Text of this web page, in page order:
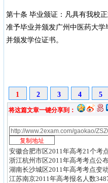
第十条 毕业颁证：凡具有我校
准予毕业并颁发广州中医药大
并颁发学位证书。
1 2 3 4 5
将这篇文章一键分享到：
安徽合肥市区2011年高考21个考
浙江杭州市区2011年高考考点公
湖南长沙城区2011年高考考点变动
江苏南京2011年高考报名人数